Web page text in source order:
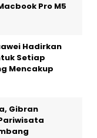
Pro M5
Hadirkan
Setiap
Mencakup
Gibran